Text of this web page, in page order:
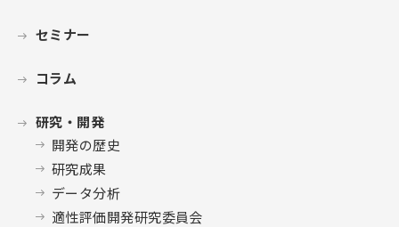
セミナー
コラム
研究・開発
開発の歴史
研究成果
データ分析
適性評価開発研究委員会